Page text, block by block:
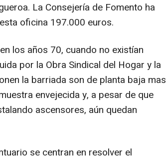
La Consejería de Fomento ha
oficina 197.000 euros.
los años 70, cuando no existían
por la Obra Sindical del Hogar y la
la barriada son de planta baja mas
envejecida y, a pesar de que
ascensores, aún quedan
se centran en resolver el